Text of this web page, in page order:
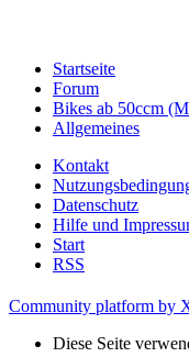
Startseite
Forum
Bikes ab 50ccm
Allgemeines
Kontakt
Datenschutz
Hilfe und
Start
RSS
Community platform by
Diese Seite